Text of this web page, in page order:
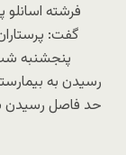
فرشته
پنجشنبه شب
رسیدن به
حد فاصل رسیدن